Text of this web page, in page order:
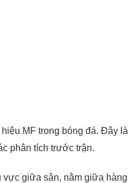
MF trong bóng đá. Đây là
phân tích trước trận.
vực giữa sân, nằm giữa hàng